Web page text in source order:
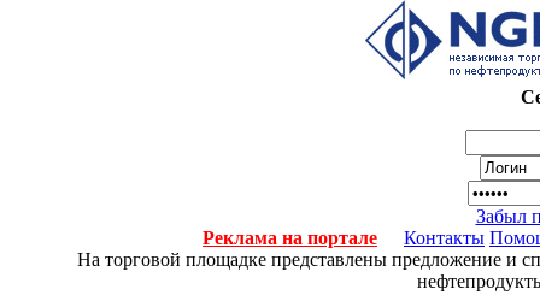
Забыл
Реклама на портале
Контакты
На торговой площадке представлены предложение и